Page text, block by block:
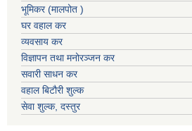
भूमिकर (मालपोत )
घर वहाल कर
व्यवसाय कर
विज्ञापन तथा मनोरञ्जन कर
सवारी साधन कर
वहाल बिटौरी शुल्क
सेवा शुल्क, दस्तुर